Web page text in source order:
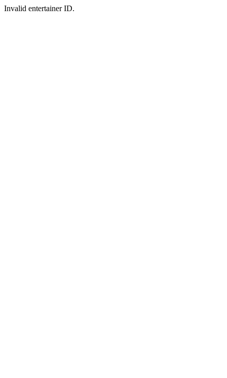
Invalid entertainer ID.